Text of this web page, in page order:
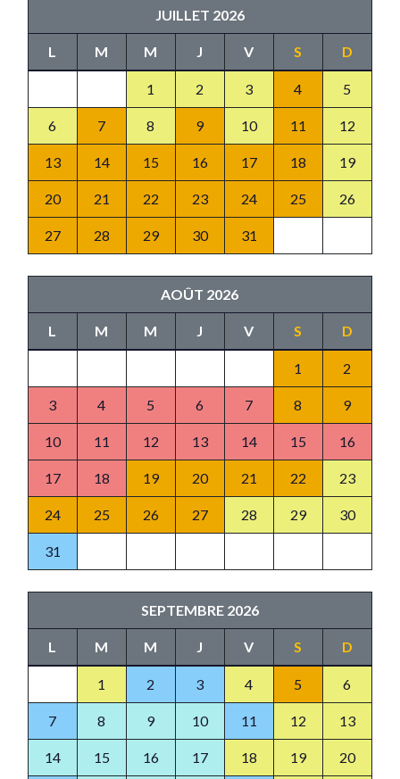
JUILLET 2026
L M M J V S D
1 2 3 4 5
6 7 8 9 10 11 12
13 14 15 16 17 18 19
20 21 22 23 24 25 26
27 28 29 30 31
AOÛT 2026
L M M J V S D
1 2
3 4 5 6 7 8 9
10 11 12 13 14 15 16
17 18 19 20 21 22 23
24 25 26 27 28 29 30
31
SEPTEMBRE 2026
L M M J V S D
1 2 3 4 5 6
7 8 9 10 11 12 13
14 15 16 17 18 19 20